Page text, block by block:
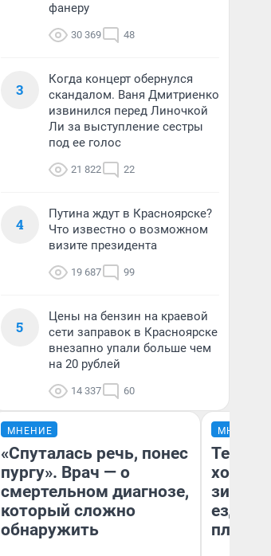
фанеру
30 369 48
3
Когда концерт обернулся
скандалом. Ваня Дмитриенко
извинился перед Линочкой
Ли за выступление сестры
под ее голос
21 822 22
4
Путина ждут в Красноярске?
Что известно о возможном
визите президента
19 687 99
5
Цены на бензин на краевой
сети заправок в Красноярске
внезапно упали больше чем
на 20 рублей
14 337 60
МНЕНИЕ
«Спуталась речь, понес
пургу». Врач — о
смертельном диагнозе,
который сложно
обнаружить
МНЕНИЕ
Тепло
зимой.
ездит
плюсы